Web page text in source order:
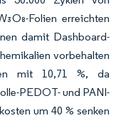
Folien erreichten
damit Dashboard-
vorbehalten
mit 10,71 %, da
PEDOT- und PANI-
um 40 % senken